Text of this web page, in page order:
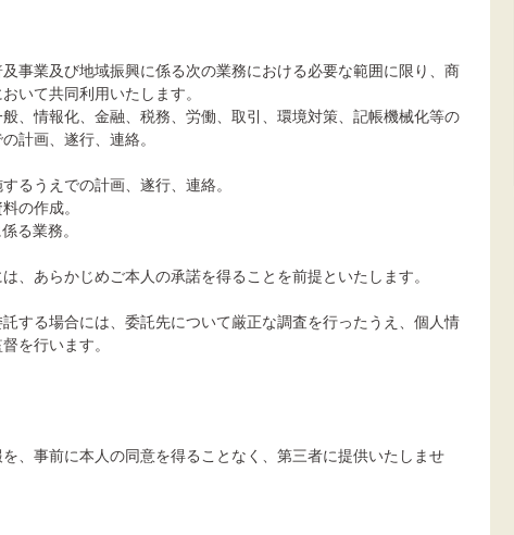
事業及び地域振興に係る次の業務における必要な範囲に限り、商
いて共同利用いたします。
、情報化、金融、税務、労働、取引、環境対策、記帳機械化等の
計画、遂行、連絡。
るうえでの計画、遂行、連絡。
の作成。
る業務。
、あらかじめご本人の承諾を得ることを前提といたします。
する場合には、委託先について厳正な調査を行ったうえ、個人情
を行います。
、事前に本人の同意を得ることなく、第三者に提供いたしませ